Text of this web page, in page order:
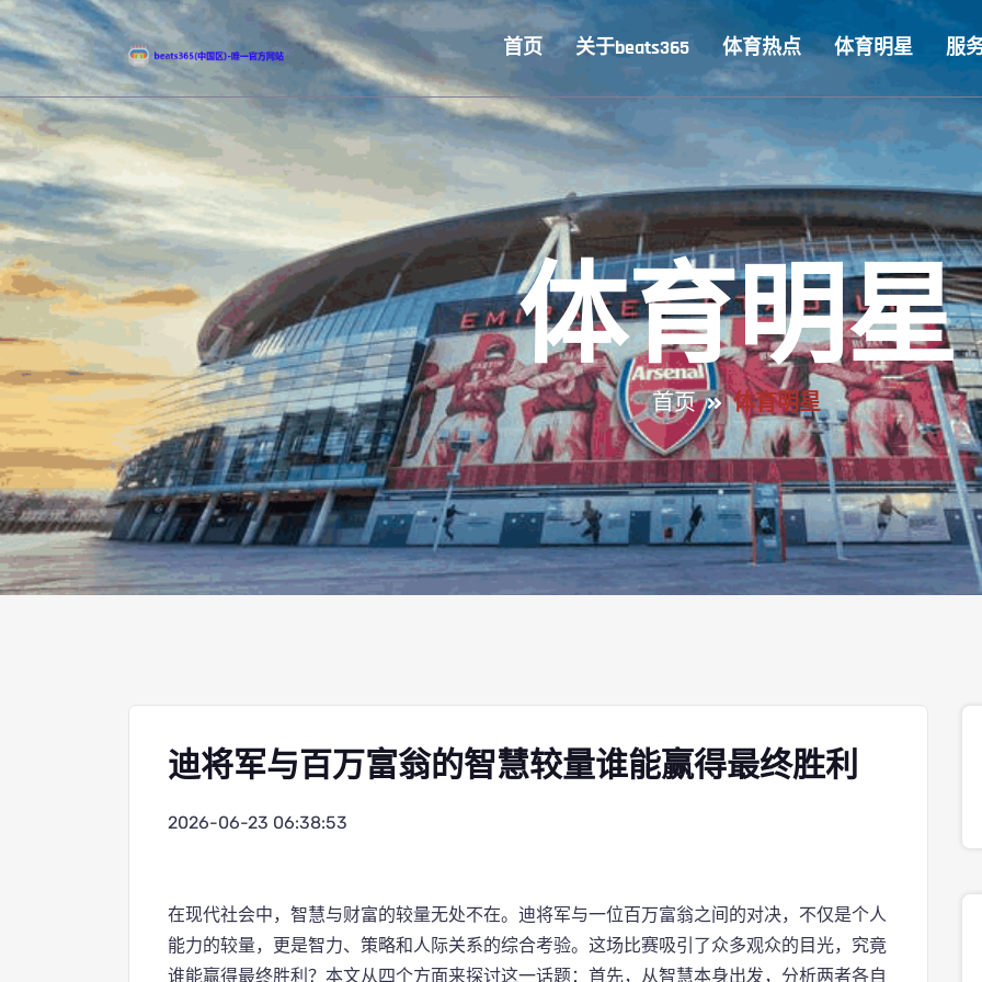
首页 关于beats365 体育热点 体育明星 服
体育明星
首页 体育明星
迪将军与百万富翁的智慧较量谁能赢得最终胜利
2026-06-23 06:38:53
在现代社会中，智慧与财富的较量无处不在。迪将军与一位百万富翁之间的对决，不仅是个人
能力的较量，更是智力、策略和人际关系的综合考验。这场比赛吸引了众多观众的目光，究竟
谁能赢得最终胜利？本文从四个方面来探讨这一话题：首先，从智慧本身出发，分析两者各自